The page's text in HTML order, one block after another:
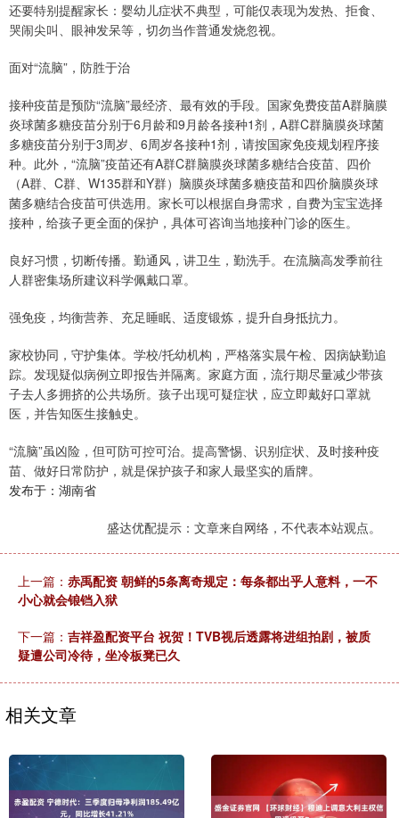
还要特别提醒家长：婴幼儿症状不典型，可能仅表现为发热、拒食、
哭闹尖叫、眼神发呆等，切勿当作普通发烧忽视。
面对“流脑”，防胜于治
接种疫苗是预防“流脑”最经济、最有效的手段。国家免费疫苗A群脑膜
炎球菌多糖疫苗分别于6月龄和9月龄各接种1剂，A群C群脑膜炎球菌
多糖疫苗分别于3周岁、6周岁各接种1剂，请按国家免疫规划程序接
种。此外，“流脑”疫苗还有A群C群脑膜炎球菌多糖结合疫苗、四价
（A群、C群、W135群和Y群）脑膜炎球菌多糖疫苗和四价脑膜炎球
菌多糖结合疫苗可供选用。家长可以根据自身需求，自费为宝宝选择
接种，给孩子更全面的保护，具体可咨询当地接种门诊的医生。
良好习惯，切断传播。勤通风，讲卫生，勤洗手。在流脑高发季前往
人群密集场所建议科学佩戴口罩。
强免疫，均衡营养、充足睡眠、适度锻炼，提升自身抵抗力。
家校协同，守护集体。学校/托幼机构，严格落实晨午检、因病缺勤追
踪。发现疑似病例立即报告并隔离。家庭方面，流行期尽量减少带孩
子去人多拥挤的公共场所。孩子出现可疑症状，应立即戴好口罩就
医，并告知医生接触史。
“流脑”虽凶险，但可防可控可治。提高警惕、识别症状、及时接种疫
苗、做好日常防护，就是保护孩子和家人最坚实的盾牌。
发布于：湖南省
盛达优配提示：文章来自网络，不代表本站观点。
上一篇： 赤禹配资 朝鲜的5条离奇规定：每条都出乎人意料，一不
小心就会锒铛入狱
下一篇： 吉祥盈配资平台 祝贺！TVB视后透露将进组拍剧，被质
疑遭公司冷待，坐冷板凳已久
相关文章